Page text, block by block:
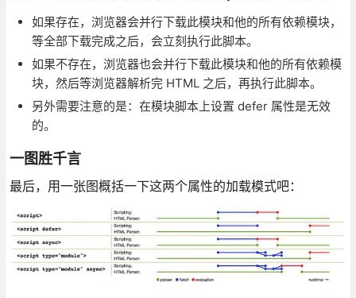
如果存在，浏览器会并行下载此模块和他的所有依赖模块，
等全部下载完成之后，会立刻执行此脚本。
如果不存在，浏览器也会并行下载此模块和他的所有依赖模
块，然后等浏览器解析完 HTML 之后，再执行此脚本。
另外需要注意的是：在模块脚本上设置 defer 属性是无效
的。
一图胜千言
最后，用一张图概括一下这两个属性的加载模式吧：